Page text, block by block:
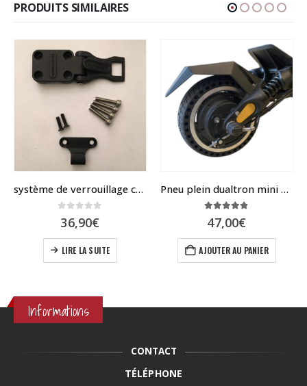
PRODUITS SIMILAIRES
système de verrouillage colonne/deck Dualtron
36,90€
LIRE LA SUITE
Pneu plein dualtron mini et ToGo
47,00€
AJOUTER AU PANIER
Informations
CONTACT
TÉLÉPHONE